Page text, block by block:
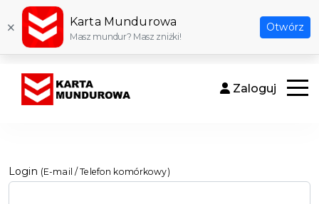
× Karta Mundurowa
Masz mundur? Masz zniżki!
Otwórz
Zaloguj
Login (E-mail / Telefon komórkowy)